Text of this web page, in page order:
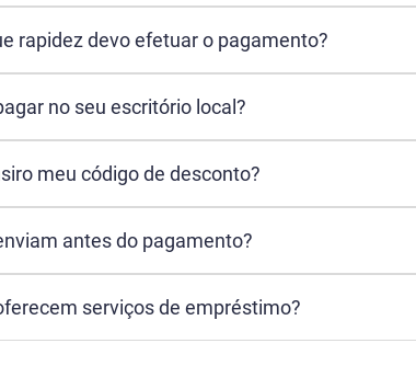
rapidez devo efetuar o pagamento?
no seu escritório local?
meu código de desconto?
antes do pagamento?
serviços de empréstimo?